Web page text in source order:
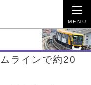
ラインで約20